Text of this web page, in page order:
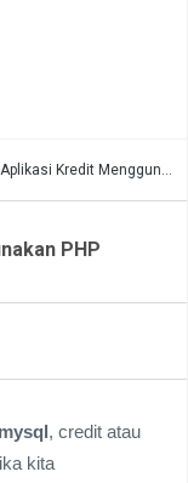
Kredit Menggunakan PHP MySQL
PHP
, credit atau
kita